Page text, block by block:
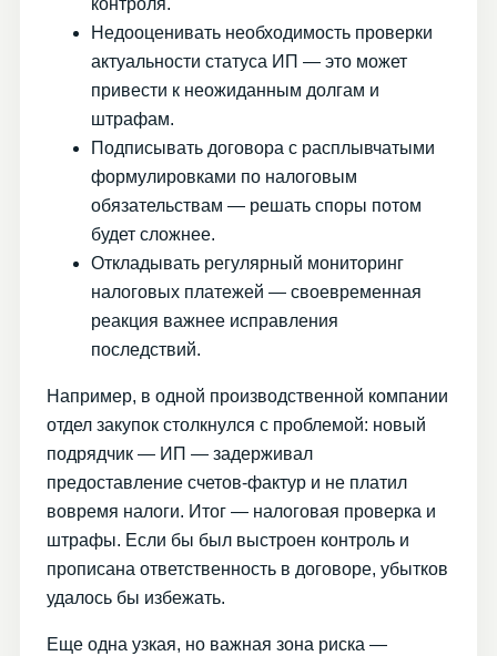
Недооценивать необходимость проверки
актуальности статуса ИП — это может
привести к неожиданным долгам и
штрафам.
Подписывать договора с расплывчатыми
формулировками по налоговым
обязательствам — решать споры потом
будет сложнее.
Откладывать регулярный мониторинг
налоговых платежей — своевременная
реакция важнее исправления
последствий.
Например, в одной производственной компании
отдел закупок столкнулся с проблемой: новый
подрядчик — ИП — задерживал
предоставление счетов-фактур и не платил
вовремя налоги. Итог — налоговая проверка и
штрафы. Если бы был выстроен контроль и
прописана ответственность в договоре, убытков
удалось бы избежать.
Еще одна узкая, но важная зона риска —